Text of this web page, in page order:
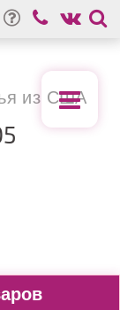
из США